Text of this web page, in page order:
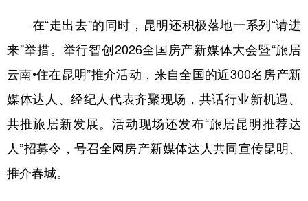
在“走出去”的同时，昆明还积极落地一系列“请进
来”举措。举行智创2026全国房产新媒体大会暨“旅居
云南•住在昆明”推介活动，来自全国的近300名房产新
媒体达人、经纪人代表齐聚现场，共话行业新机遇、
共推旅居新发展。活动现场还发布“旅居昆明推荐达
人”招募令，号召全网房产新媒体达人共同宣传昆明、
推介春城。